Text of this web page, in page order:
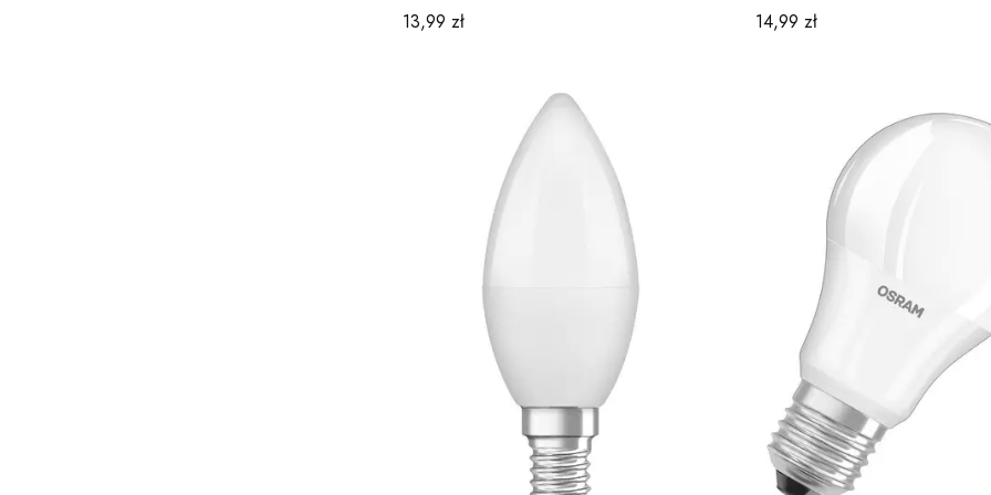
Cena
13,99 zł
Cena
14,99 zł